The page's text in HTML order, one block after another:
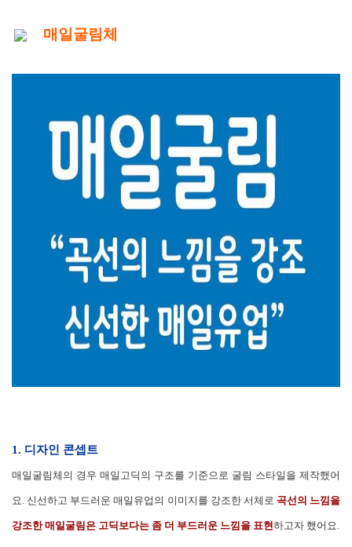
매일굴림체
1. 디자인 콘셉트
매일굴림체의 경우 매일고딕의 구조를 기준으로 굴림 스타일을 제작했어
요. 신선하고 부드러운 매일유업의 이미지를 강조한 서체로 곡선의 느낌을
강조한 매일굴림은 고딕보다는 좀 더 부드러운 느낌을 표현하고자 했어요.